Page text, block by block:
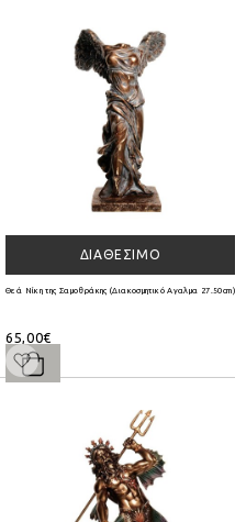
ΔΙΑΘΈΣΙΜΟ
Θεά Νίκη της Σαμοθράκης (Διακοσμητικό Αγαλμα 27.50cm)
65,00€